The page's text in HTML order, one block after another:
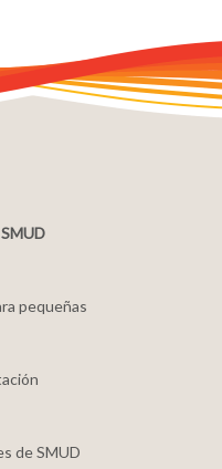
pequeñas
de SMUD